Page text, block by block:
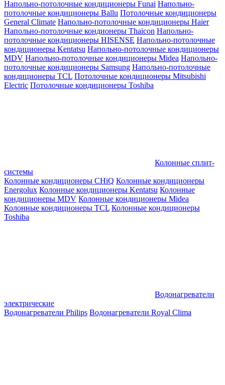
Напольно-потолочные кондиционеры Funai Напольно-
потолочные кондиционеры Ballu Потолочные кондиционеры
General Climate Напольно-потолочные кондиционеры Haier
Напольно-потолочные кондионеры Thaicon Напольно-
потолочные кондиционеры HISENSE Напольно-потолочные
кондиционеры Kentatsu Напольно-потолочные кондиционеры
MDV Напольно-потолочные кондиционеры Midea Напольно-
потолочные кондиционеры Samsung Напольно-потолочные
кондиционеры TCL Потолочные кондиционеры Mitsubishi
Electric Потолочные кондиционеры Toshiba
Колонные сплит-
системы
Колонные кондиционеры CHiQ Колонные кондиционеры
Energolux Колонные кондиционеры Kentatsu Колонные
кондиционеры MDV Колонные кондиционеры Midea
Колонные кондиционеры TCL Колонные кондиционеры
Toshiba
Водонагреватели
электрические
Водонагреватели Philips Водонагреватели Royal Clima